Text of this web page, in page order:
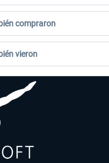
compraron
vieron